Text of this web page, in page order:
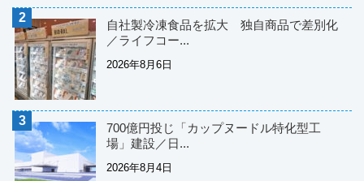
自社製冷凍食品を拡大 独自商品で差別化
／ライフコー...
2026年8月6日
700億円投じ「カップヌードル特化型工
場」建設／日...
2026年8月4日